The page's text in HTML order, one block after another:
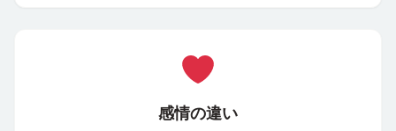
感情の違い